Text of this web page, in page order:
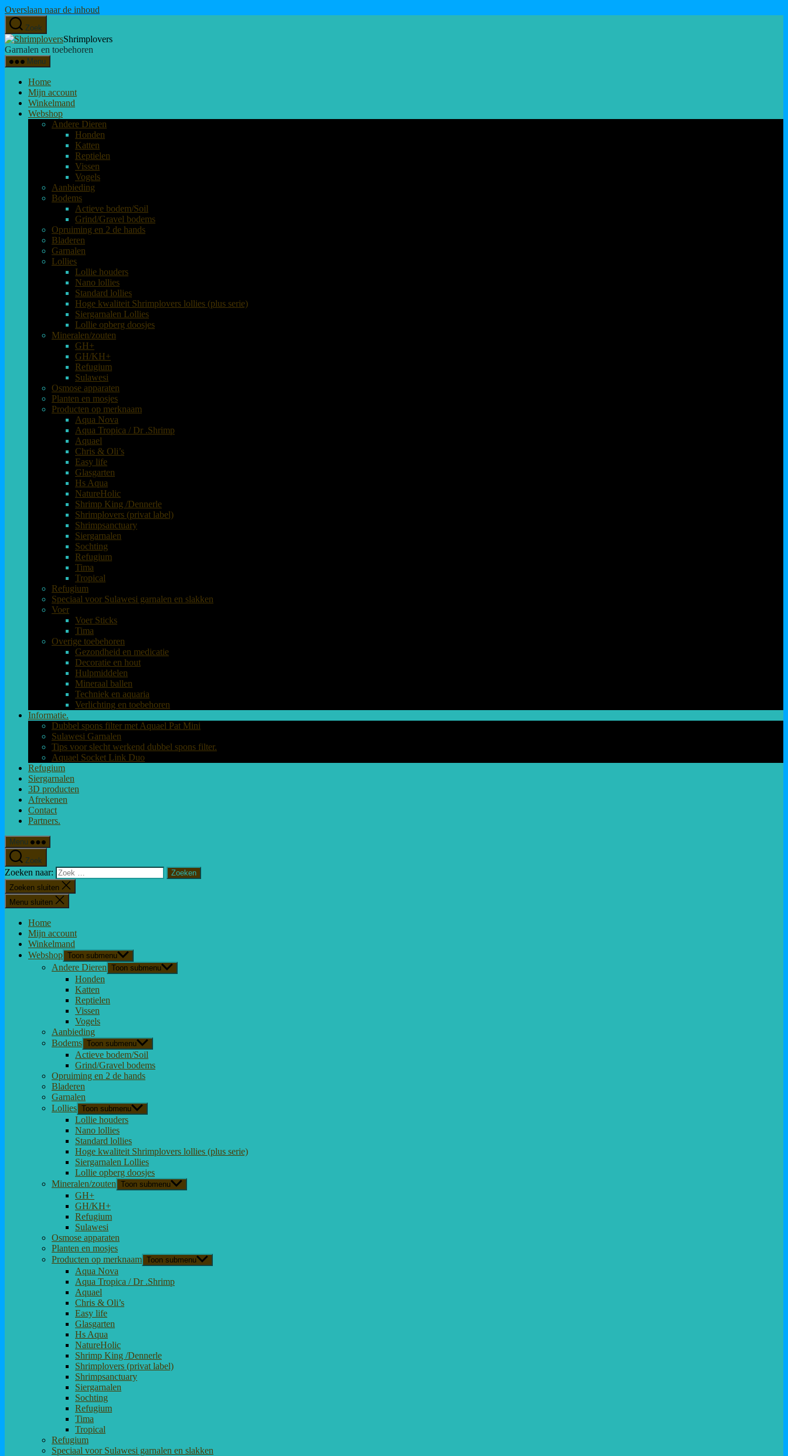
Overslaan naar de inhoud
Zoek
Shrimplovers
Garnalen en toebehoren
Menu
Home
Mijn account
Winkelmand
Webshop
Andere Dieren
Honden
Katten
Reptielen
Vissen
Vogels
Aanbieding
Bodems
Actieve bodem/Soil
Grind/Gravel bodems
Opruiming en 2 de hands
Bladeren
Garnalen
Lollies
Lollie houders
Nano lollies
Standard lollies
Hoge kwaliteit Shrimplovers lollies (plus serie)
Siergarnalen Lollies
Lollie opberg doosjes
Mineralen/zouten
GH+
GH/KH+
Refugium
Sulawesi
Osmose apparaten
Planten en mosjes
Producten op merknaam
Aqua Nova
Aqua Tropica / Dr .Shrimp
Aquael
Chris & Oli’s
Easy life
Glasgarten
Hs Aqua
NatureHolic
Shrimp King /Dennerle
Shrimplovers (privat label)
Shrimpsanctuary
Siergarnalen
Sochting
Refugium
Tima
Tropical
Refugium
Speciaal voor Sulawesi garnalen en slakken
Voer
Voer Sticks
Tima
Overige toebehoren
Gezondheid en medicatie
Decoratie en hout
Hulpmiddelen
Mineraal ballen
Techniek en aquaria
Verlichting en toebehoren
Informatie.
Dubbel spons filter met Aquael Pat Mini
Sulawesi Garnalen
Tips voor slecht werkend dubbel spons filter.
Aquael Socket Link Duo
Refugium
Siergarnalen
3D producten
Afrekenen
Contact
Partners.
Menu
Zoek
Zoeken naar:
Zoeken sluiten
Menu sluiten
Home
Mijn account
Winkelmand
Webshop Toon submenu
Andere Dieren Toon submenu
Honden
Katten
Reptielen
Vissen
Vogels
Aanbieding
Bodems Toon submenu
Actieve bodem/Soil
Grind/Gravel bodems
Opruiming en 2 de hands
Bladeren
Garnalen
Lollies Toon submenu
Lollie houders
Nano lollies
Standard lollies
Hoge kwaliteit Shrimplovers lollies (plus serie)
Siergarnalen Lollies
Lollie opberg doosjes
Mineralen/zouten Toon submenu
GH+
GH/KH+
Refugium
Sulawesi
Osmose apparaten
Planten en mosjes
Producten op merknaam Toon submenu
Aqua Nova
Aqua Tropica / Dr .Shrimp
Aquael
Chris & Oli’s
Easy life
Glasgarten
Hs Aqua
NatureHolic
Shrimp King /Dennerle
Shrimplovers (privat label)
Shrimpsanctuary
Siergarnalen
Sochting
Refugium
Tima
Tropical
Refugium
Speciaal voor Sulawesi garnalen en slakken